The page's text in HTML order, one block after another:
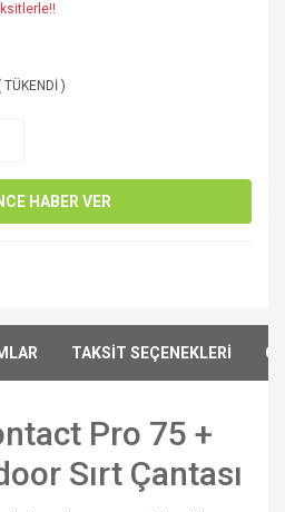
)
HABER VER
TAKSİT SEÇENEKLERİ
Pro 75 +
Sırt Çantası